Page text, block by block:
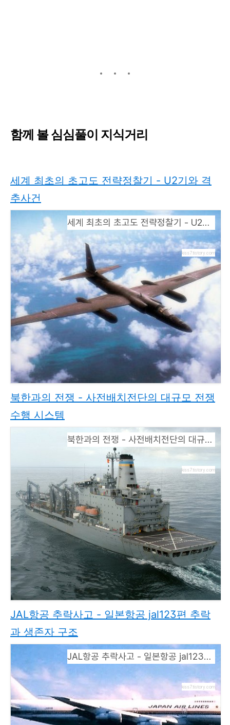
함께 볼 심심풀이 지식거리
세계 최초의 초고도 전략정찰기 - U2기와 격
추사건
세계 최초의 초고도 전략정찰기 - U2기와 격추사건
kiss7.tistory.com
북한과의 전쟁 - 사전배치전단의 대규모 전쟁
수행 시스템
북한과의 전쟁 - 사전배치전단의 대규모 전쟁 수행 시스템
kiss7.tistory.com
JAL항공 추락사고 - 일본항공 jal123편 추락
과 생존자 구조
JAL항공 추락사고 - 일본항공 jal123편 추락과 생존자 구조
kiss7.tistory.com